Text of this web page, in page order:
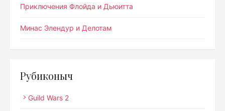
Приключения Флойда и Дьюитта
Минас Элендур и Делотам
Рубиконыч
Guild Wars 2